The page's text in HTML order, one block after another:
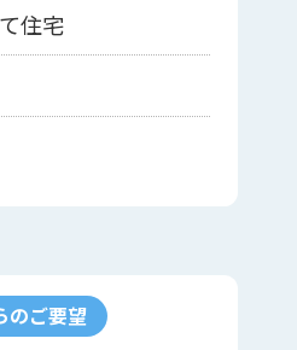
住宅
のご要望